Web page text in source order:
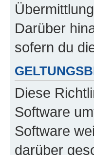
Darüber
sofern du
Diese
Software
Software
darüber